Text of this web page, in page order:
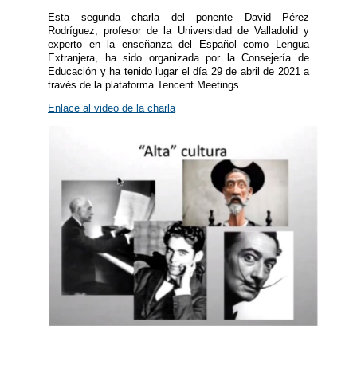
Esta segunda charla del ponente David Pérez
Rodríguez, profesor de la Universidad de Valladolid y
experto en la enseñanza del Español como Lengua
Extranjera, ha sido organizada por la Consejería de
Educación y ha tenido lugar el día 29 de abril de 2021 a
través de la plataforma Tencent Meetings.
Enlace al video de la charla